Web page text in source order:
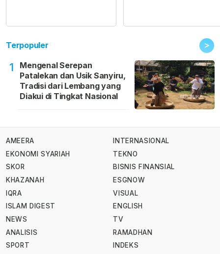
Terpopuler >
1
Mengenal Serepan
Patalekan dan Usik Sanyiru,
Tradisi dari Lembang yang
Diakui di Tingkat Nasional
AMEERA
EKONOMI SYARIAH
SKOR
KHAZANAH
IQRA
ISLAM DIGEST
NEWS
ANALISIS
SPORT
INTERNASIONAL
TEKNO
BISNIS FINANSIAL
ESGNOW
VISUAL
ENGLISH
TV
RAMADHAN
INDEKS